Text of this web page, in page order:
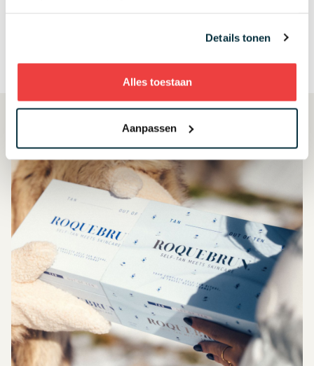
Details tonen
Alles toestaan
Aanpassen